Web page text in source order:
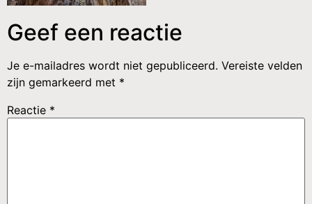
Geef een reactie
Je e-mailadres wordt niet gepubliceerd. Vereiste velden
zijn gemarkeerd met *
Reactie *